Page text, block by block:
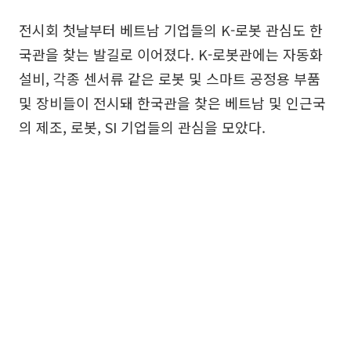
전시회 첫날부터 베트남 기업들의 K-로봇 관심도 한
국관을 찾는 발길로 이어졌다. K-로봇관에는 자동화
설비, 각종 센서류 같은 로봇 및 스마트 공정용 부품
및 장비들이 전시돼 한국관을 찾은 베트남 및 인근국
의 제조, 로봇, SI 기업들의 관심을 모았다.